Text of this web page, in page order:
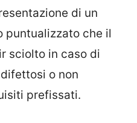
di un
puntualizzato che il
sciolto in caso di
o non
prefissati.